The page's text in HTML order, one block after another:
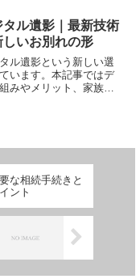
ル遺影｜最新技術
いお別れの形
ル遺影という新しい選
います。本記事ではデ
みやメリット、家族葬
な相続手続きと
ント